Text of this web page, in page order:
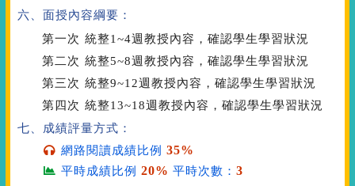
六、面授內容綱要：
第一次 統整1~4週教授內容，確認學生學習狀況
第二次 統整5~8週教授內容，確認學生學習狀況
第三次 統整9~12週教授內容，確認學生學習狀況
第四次 統整13~18週教授內容，確認學生學習狀況
七、成績評量方式：
網路閱讀成績比例35%
平時成績比例20% 平時次數：3